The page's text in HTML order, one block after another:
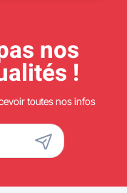
nos
!
toutes nos infos